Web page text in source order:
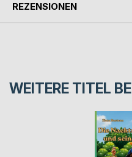
REZENSIONEN
WEITERE TITEL BEI